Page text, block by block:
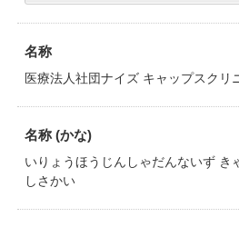
名称
医療法人社団ナイズ キャップスクリ
名称 (かな)
いりょうほうじんしゃだんないず き
しさかい